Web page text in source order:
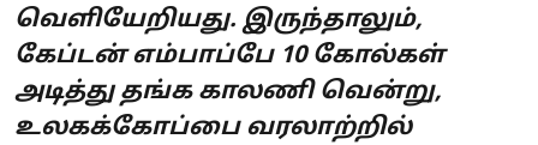
வெளியேறியது. இருந்தாலும்,
கேப்டன் எம்பாப்பே 10 கோல்கள்
அடித்து தங்க காலணி வென்று,
உலகக்கோப்பை வரலாற்றில்